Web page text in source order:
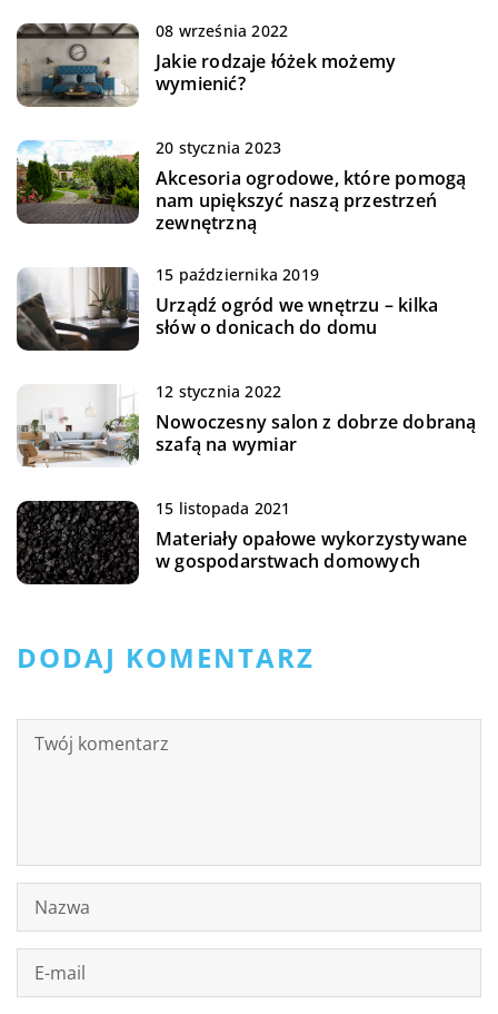
08 września 2022
Jakie rodzaje łóżek możemy
wymienić?
20 stycznia 2023
Akcesoria ogrodowe, które pomogą
nam upiększyć naszą przestrzeń
zewnętrzną
15 października 2019
Urządź ogród we wnętrzu – kilka
słów o donicach do domu
12 stycznia 2022
Nowoczesny salon z dobrze dobraną
szafą na wymiar
15 listopada 2021
Materiały opałowe wykorzystywane
w gospodarstwach domowych
DODAJ KOMENTARZ